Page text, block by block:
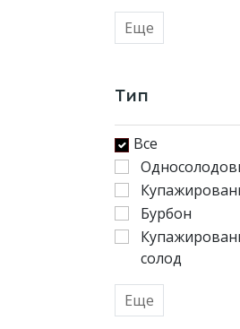
Еще
Тип
Все
Бурбон
солод
Еще